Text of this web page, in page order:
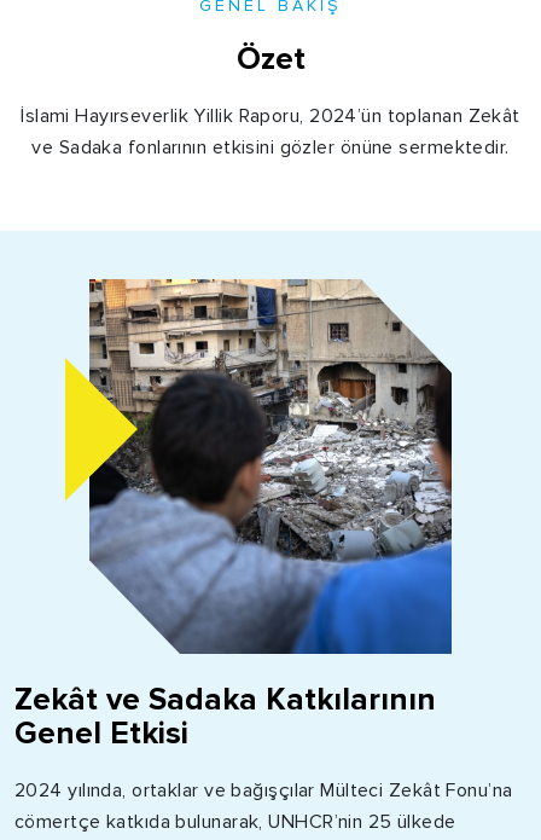
GENEL BAKIŞ
Özet
İslami HayırseverlikYillik Raporu, 2024’ün toplanan Zekât
ve Sadaka fonlarının etkisini gözler önüne sermektedir.
Zekât ve Sadaka Katkılarının
Genel Etkisi
2024 yılında, ortaklar ve bağışçılar Mülteci Zekât Fonu’na
cömertçe katkıda bulunarak, UNHCR’nin 25 ülkede